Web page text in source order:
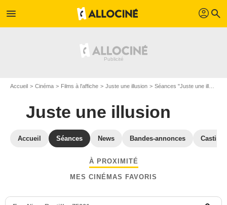
menu profil search
Accueil Cinéma Films à l'affiche Juste une illusion Séances "Juste une illusion" Lyon
Juste une illusion
Accueil Séances News Bandes-annonces Casting
À PROXIMITÉ
MES CINÉMAS FAVORIS